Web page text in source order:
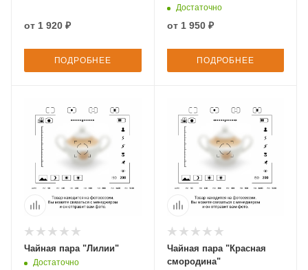
от 1 920 ₽
ПОДРОБНЕЕ
Достаточно
от 1 950 ₽
ПОДРОБНЕЕ
Чайная пара "Лилии"
Достаточно
Чайная пара "Красная
смородина"